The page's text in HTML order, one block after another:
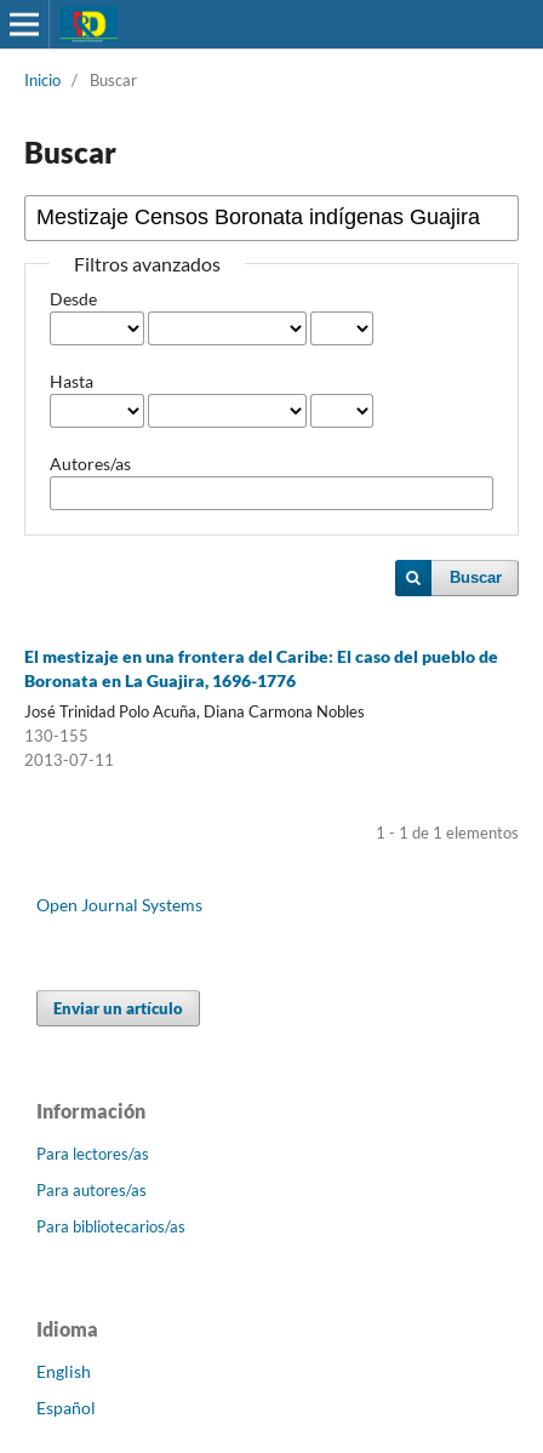
Inicio / Buscar
Buscar
Filtros avanzados
Desde
Hasta
Autores/as
Buscar
El mestizaje en una frontera del Caribe: El caso del pueblo de
Boronata en La Guajira, 1696-1776
José Trinidad Polo Acuña, Diana Carmona Nobles
130-155
2013-07-11
1 - 1 de 1 elementos
Open Journal Systems
Enviar un artículo
Información
Para lectores/as
Para autores/as
Para bibliotecarios/as
Idioma
English
Español